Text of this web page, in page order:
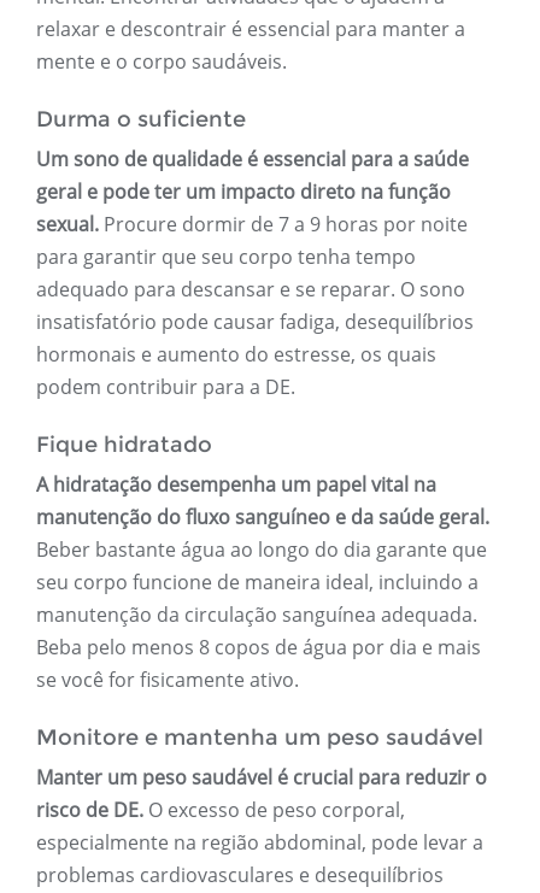
relaxar e descontrair é essencial para manter a
mente e o corpo saudáveis.
Durma o suficiente
Um sono de qualidade é essencial para a saúde
geral e pode ter um impacto direto na função
sexual. Procure dormir de 7 a 9 horas por noite
para garantir que seu corpo tenha tempo
adequado para descansar e se reparar. O sono
insatisfatório pode causar fadiga, desequilíbrios
hormonais e aumento do estresse, os quais
podem contribuir para a DE.
Fique hidratado
A hidratação desempenha um papel vital na
manutenção do fluxo sanguíneo e da saúde geral.
Beber bastante água ao longo do dia garante que
seu corpo funcione de maneira ideal, incluindo a
manutenção da circulação sanguínea adequada.
Beba pelo menos 8 copos de água por dia e mais
se você for fisicamente ativo.
Monitore e mantenha um peso saudável
Manter um peso saudável é crucial para reduzir o
risco de DE. O excesso de peso corporal,
especialmente na região abdominal, pode levar a
problemas cardiovasculares e desequilíbrios